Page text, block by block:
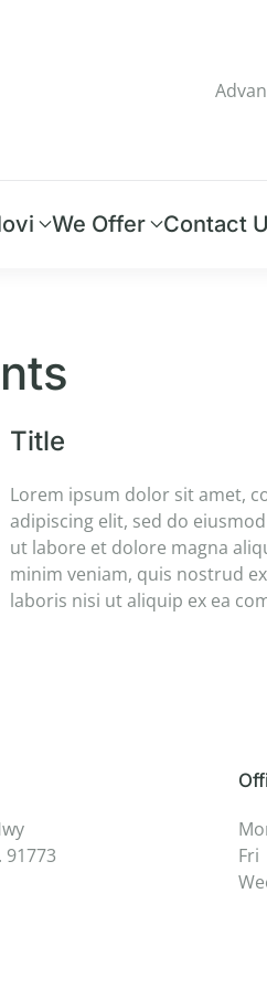
We Offer Contact
Title
Lorem ipsum dolor sit amet,
adipiscing elit, sed do
ut labore et dolore magna
minim veniam, quis nostrud
laboris nisi ut aliquip ex ea
91773
Fri